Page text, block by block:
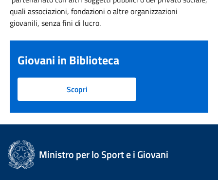
quali associazioni, fondazioni o altre organizzazioni
giovanili, senza fini di lucro.
Giovani in Biblioteca
Scopri
Ministro per lo Sport e i Giovani